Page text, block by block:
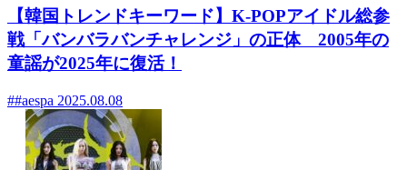
【韓国トレンドキーワード】K-POPアイドル総参
戦「バンバラバンチャレンジ」の正体 2005年の
童謡が2025年に復活！
##aespa 2025.08.08